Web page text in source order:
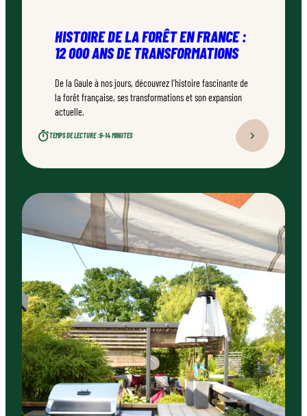
HISTOIRE DE LA FORÊT EN FRANCE :
12 000 ANS DE TRANSFORMATIONS
De la Gaule à nos jours, découvrez l’histoire fascinante de
la forêt française, ses transformations et son expansion
actuelle.
TEMPS DE LECTURE :9–14 MINUTES